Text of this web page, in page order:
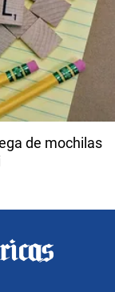
de mochilas